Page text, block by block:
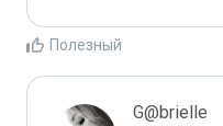
Полезный
G@brielle